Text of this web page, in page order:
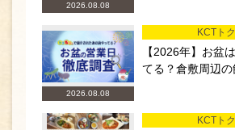
2026.08.08
2026.08.08
KCTト
【2026年】お盆
てる？倉敷周辺の
KCTト